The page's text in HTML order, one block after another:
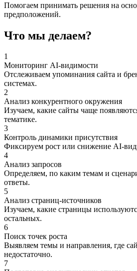
Помогаем принимать решения на
предположений.
Что мы делаем?
1
Мониторинг AI-видимости
Отслеживаем упоминания сайта и
системах.
2
Анализ конкурентного окружения
Изучаем, какие сайты чаще
тематике.
3
Контроль динамики присутствия
Фиксируем рост или снижение AI-
4
Анализ запросов
Определяем, по каким темам и
ответы.
5
Анализ страниц-источников
Изучаем, какие страницы
остальных.
6
Поиск точек роста
Выявляем темы и направления, где
недостаточно.
7